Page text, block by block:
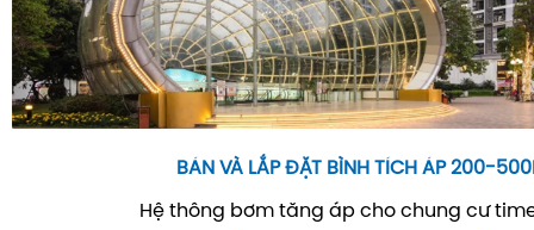
BÁN VÀ LẮP ĐẶT BÌNH TÍCH ÁP 200-
Hệ thông bơm tăng áp cho chung cư